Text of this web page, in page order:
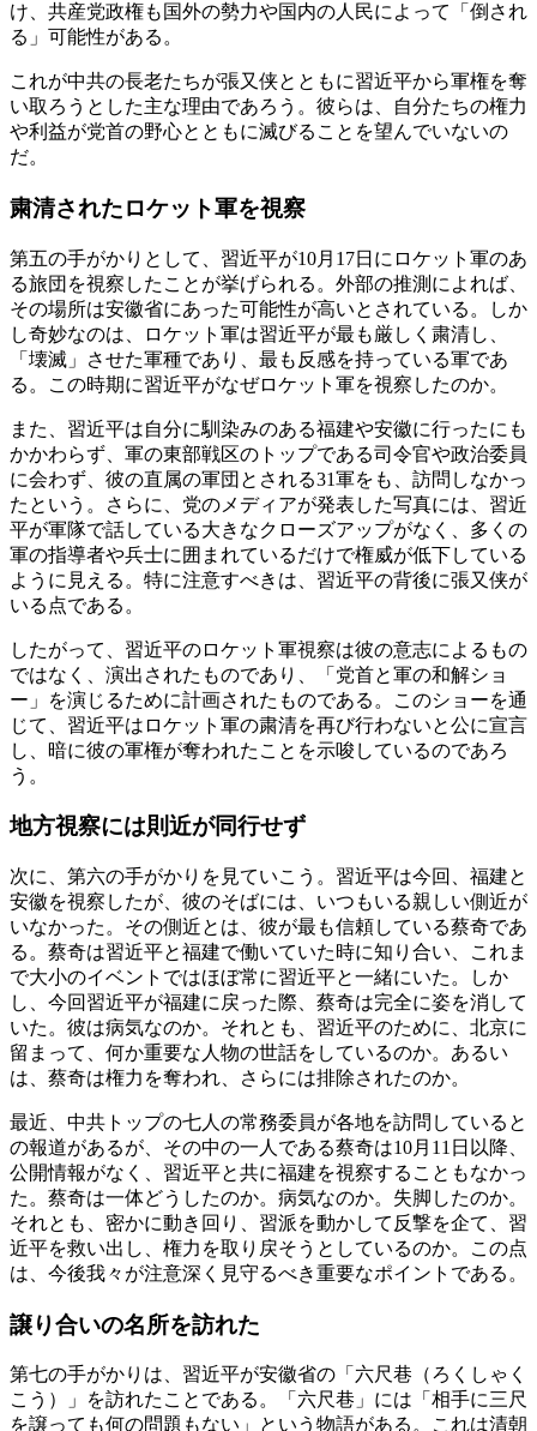
け、共産党政権も国外の勢力や国内の人民によって「倒され
る」可能性がある。
これが中共の長老たちが張又侠とともに習近平から軍権を奪
い取ろうとした主な理由であろう。彼らは、自分たちの権力
や利益が党首の野心とともに滅びることを望んでいないの
だ。
粛清されたロケット軍を視察
第五の手がかりとして、習近平が10月17日にロケット軍のあ
る旅団を視察したことが挙げられる。外部の推測によれば、
その場所は安徽省にあった可能性が高いとされている。しか
し奇妙なのは、ロケット軍は習近平が最も厳しく粛清し、
「壊滅」させた軍種であり、最も反感を持っている軍であ
る。この時期に習近平がなぜロケット軍を視察したのか。
また、習近平は自分に馴染みのある福建や安徽に行ったにも
かかわらず、軍の東部戦区のトップである司令官や政治委員
に会わず、彼の直属の軍団とされる31軍をも、訪問しなかっ
たという。さらに、党のメディアが発表した写真には、習近
平が軍隊で話している大きなクローズアップがなく、多くの
軍の指導者や兵士に囲まれているだけで権威が低下している
ように見える。特に注意すべきは、習近平の背後に張又侠が
いる点である。
したがって、習近平のロケット軍視察は彼の意志によるもの
ではなく、演出されたものであり、「党首と軍の和解ショ
ー」を演じるために計画されたものである。このショーを通
じて、習近平はロケット軍の粛清を再び行わないと公に宣言
し、暗に彼の軍権が奪われたことを示唆しているのであろ
う。
地方視察には則近が同行せず
次に、第六の手がかりを見ていこう。習近平は今回、福建と
安徽を視察したが、彼のそばには、いつもいる親しい側近が
いなかった。その側近とは、彼が最も信頼している蔡奇であ
る。蔡奇は習近平と福建で働いていた時に知り合い、これま
で大小のイベントではほぼ常に習近平と一緒にいた。しか
し、今回習近平が福建に戻った際、蔡奇は完全に姿を消して
いた。彼は病気なのか。それとも、習近平のために、北京に
留まって、何か重要な人物の世話をしているのか。あるい
は、蔡奇は権力を奪われ、さらには排除されたのか。
最近、中共トップの七人の常務委員が各地を訪問していると
の報道があるが、その中の一人である蔡奇は10月11日以降、
公開情報がなく、習近平と共に福建を視察することもなかっ
た。蔡奇は一体どうしたのか。病気なのか。失脚したのか。
それとも、密かに動き回り、習派を動かして反撃を企て、習
近平を救い出し、権力を取り戻そうとしているのか。この点
は、今後我々が注意深く見守るべき重要なポイントである。
譲り合いの名所を訪れた
第七の手がかりは、習近平が安徽省の「六尺巷（ろくしゃく
こう）」を訪れたことである。「六尺巷」には「相手に三尺
を譲っても何の問題もない」という物語がある。これは清朝